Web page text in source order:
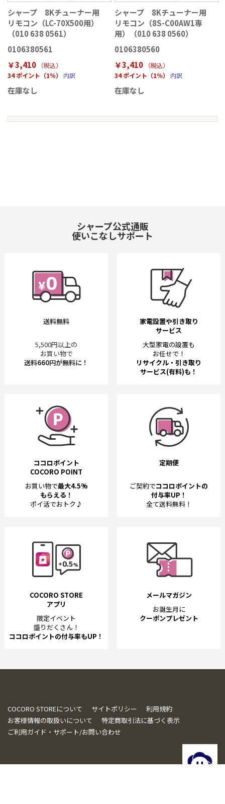
シャープ 8Kチューナー用
リモコン（LC-70X500用）
（010 638 0561）
0106380561
￥3,410
（税込）
34 ポイント（1％）
内訳
在庫なし
シャープ 8Kチューナー用
リモコン（8S-C00AW1専
用）（010 638 0560）
0106380560
￥3,410
（税込）
34 ポイント（1％）
内訳
在庫なし
シャープ公式通販
使いこなしサポート
送料無料
5,500円以上の
お買い物で
送料660円が無料に！
家電設置や引き取り
サービス
大型家電の設置も
お任せで！
リサイクル・引き取り
サービス(有料)も！
ココロポイント
COCORO POINT
お買い物で最大4.5%
もらえる！
ポイ活でおトク♪
定期便
ご契約でココロポイントの
付与率UP！
全て送料無料！
COCORO STORE
アプリ
限定イベント
盛りだくさん！
ココロポイントの付与率もUP！
メールマガジン
お誕生月に
クーポンプレゼント
COCORO STOREについて サイトポリシー
利用規約
お客様情報の取扱いについて
特定商取引法に基づく表示
ご利用ガイド・サポート/お問い合わせ